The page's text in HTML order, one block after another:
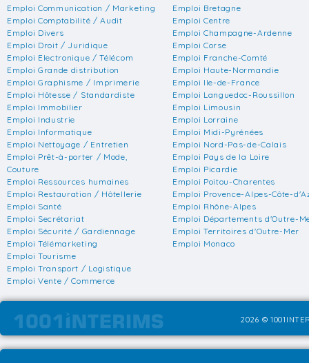
Emploi Communication / Marketing
Emploi Comptabilité / Audit
Emploi Divers
Emploi Droit / Juridique
Emploi Electronique / Télécom
Emploi Grande distribution
Emploi Graphisme / Imprimerie
Emploi Hôtesse / Standardiste
Emploi Immobilier
Emploi Industrie
Emploi Informatique
Emploi Nettoyage / Entretien
Emploi Prêt-à-porter / Mode,
Couture
Emploi Ressources humaines
Emploi Restauration / Hôtellerie
Emploi Santé
Emploi Secrétariat
Emploi Sécurité / Gardiennage
Emploi Télémarketing
Emploi Tourisme
Emploi Transport / Logistique
Emploi Vente / Commerce
Emploi Bretagne
Emploi Centre
Emploi Champagne-Ardenne
Emploi Corse
Emploi Franche-Comté
Emploi Haute-Normandie
Emploi Ile-de-France
Emploi Languedoc-Roussillon
Emploi Limousin
Emploi Lorraine
Emploi Midi-Pyrénées
Emploi Nord-Pas-de-Calais
Emploi Pays de la Loire
Emploi Picardie
Emploi Poitou-Charentes
Emploi Provence-Alpes-Côte-
Emploi Rhône-Alpes
Emploi Départements d'Outre-
Emploi Territoires d'Outre-Mer
Emploi Monaco
2026 ©